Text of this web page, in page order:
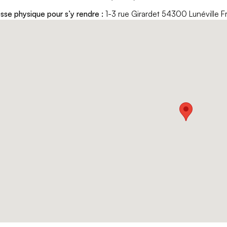
physique pour s’y rendre :1-3 rue Girardet 54300 Lunéville